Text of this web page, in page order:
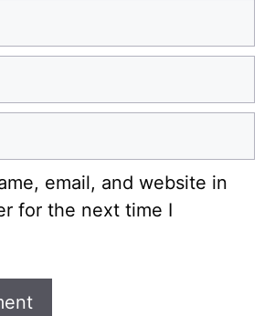
email, and website in
for the next time I